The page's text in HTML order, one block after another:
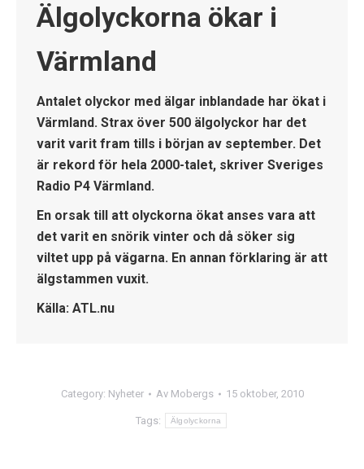
Älgolyckorna ökar i
Värmland
Antalet olyckor med älgar inblandade har ökat i
Värmland. Strax över 500 älgolyckor har det
varit varit fram tills i början av september. Det
är rekord för hela 2000-talet, skriver Sveriges
Radio P4 Värmland.
En orsak till att olyckorna ökat anses vara att
det varit en snörik vinter och då söker sig
viltet upp på vägarna. En annan förklaring är att
älgstammen vuxit.
Källa: ATL.nu
Category: Nyheter Av Mobergs 15 oktober, 2010
Tags: Älgolyckorna